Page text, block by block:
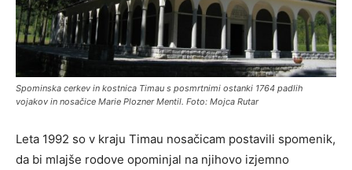
Spominska cerkev in kostnica Timau s posmrtnimi ostanki 1764 padlih
vojakov in nosačice Marie Plozner Mentil. Foto: Mojca Rutar
Leta 1992 so v kraju Timau nosačicam postavili spomenik,
da bi mlajše rodove opominjal na njihovo izjemno